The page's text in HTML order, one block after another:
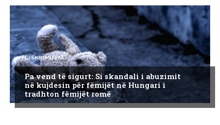
DISKRIMINIM
Pa vend të sigurt: Si skandali i abuzimit
në kujdesin për fëmijët në Hungari i
tradhton fëmijët romë